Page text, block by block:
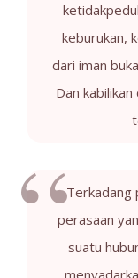
keburukan,
dari iman
Dan
Terkadang
perasaan
suatu